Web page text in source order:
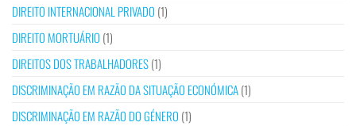
DIREITO INTERNACIONAL PRIVADO (1)
DIREITO MORTUÁRIO (1)
DIREITOS DOS TRABALHADORES(1)
DISCRIMINAÇÃO EM RAZÃO DA SITUAÇÃO ECONÓMICA(1)
DISCRIMINAÇÃO EM RAZÃO DO GÉNERO (1)